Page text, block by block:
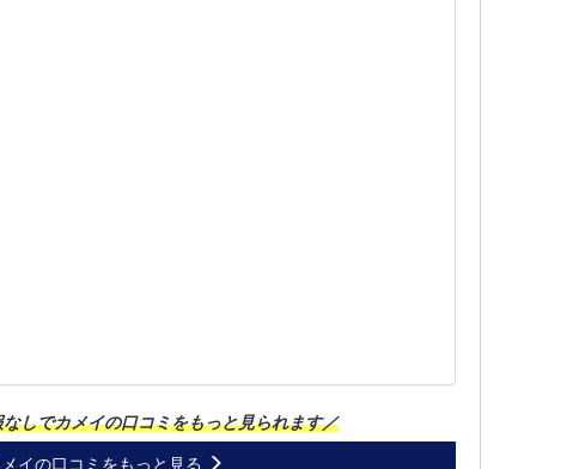
しでカメイの口コミをもっと見られます／
イの口コミをもっと見る